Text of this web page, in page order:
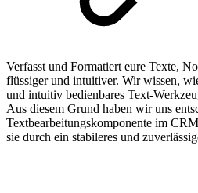
Verfasst und Formatiert eure Texte,
flüssiger und intuitiver. Wir wissen,
und intuitiv bedienbares Text-
Aus diesem Grund haben wir uns
Textbearbeitungskomponente im
sie durch ein stabileres und